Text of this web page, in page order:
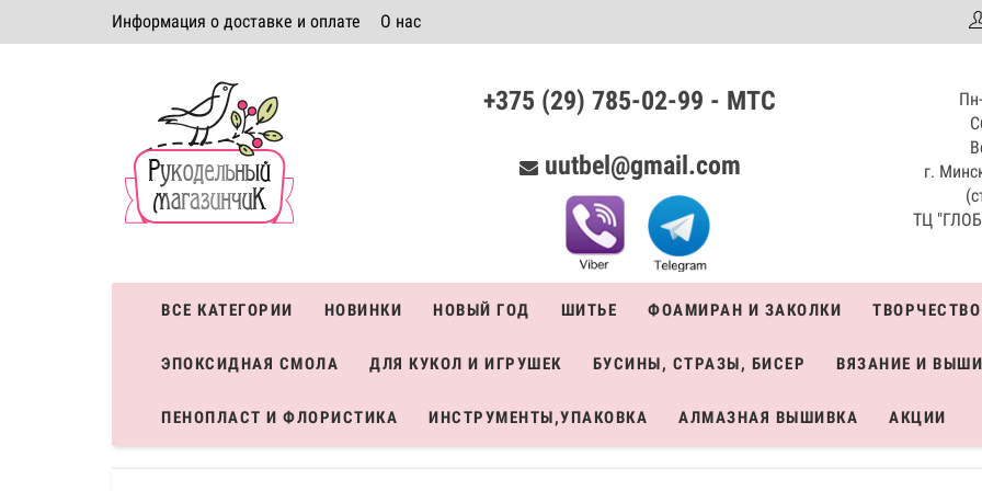
Информация о доставке и оплате О нас
Система скидок +375 (29) 785-02-99 - МТС
uutbel@gmail.com
г.
ТЦ
ВСЕ КАТЕГОРИИ НОВИНКИ НОВЫЙ ГОД ШИТЬЕ ФОАМИРАН И ЗАКОЛКИ ТВОРЧЕСТВО
ЭПОКСИДНАЯ СМОЛА ДЛЯ КУКОЛ И ИГРУШЕК БУСИНЫ, СТРАЗЫ, БИСЕР ВЯЗАНИЕ И
ПЕНОПЛАСТ И ФЛОРИСТИКА ИНСТРУМЕНТЫ,УПАКОВКА АЛМАЗНАЯ ВЫШИВКА АКЦИИ